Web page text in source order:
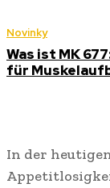
Novinky
Was ist MK
für
In der